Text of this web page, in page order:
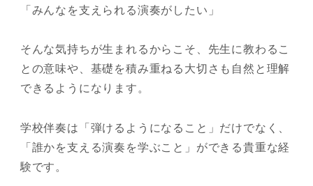
「みんなを支えられる演奏がしたい」
そんな気持ちが生まれるからこそ、先生に教わるこ
との意味や、基礎を積み重ねる大切さも自然と理解
できるようになります。
学校伴奏は「弾けるようになること」だけでなく、
「誰かを支える演奏を学ぶこと」ができる貴重な経
験です。